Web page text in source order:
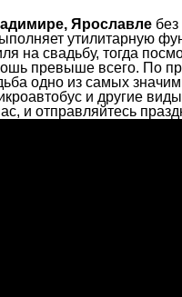
Ярославле
утилитарную
свадьбу, тогда
превыше всего. По
одно из самых
и другие виды
и отправляйтесь